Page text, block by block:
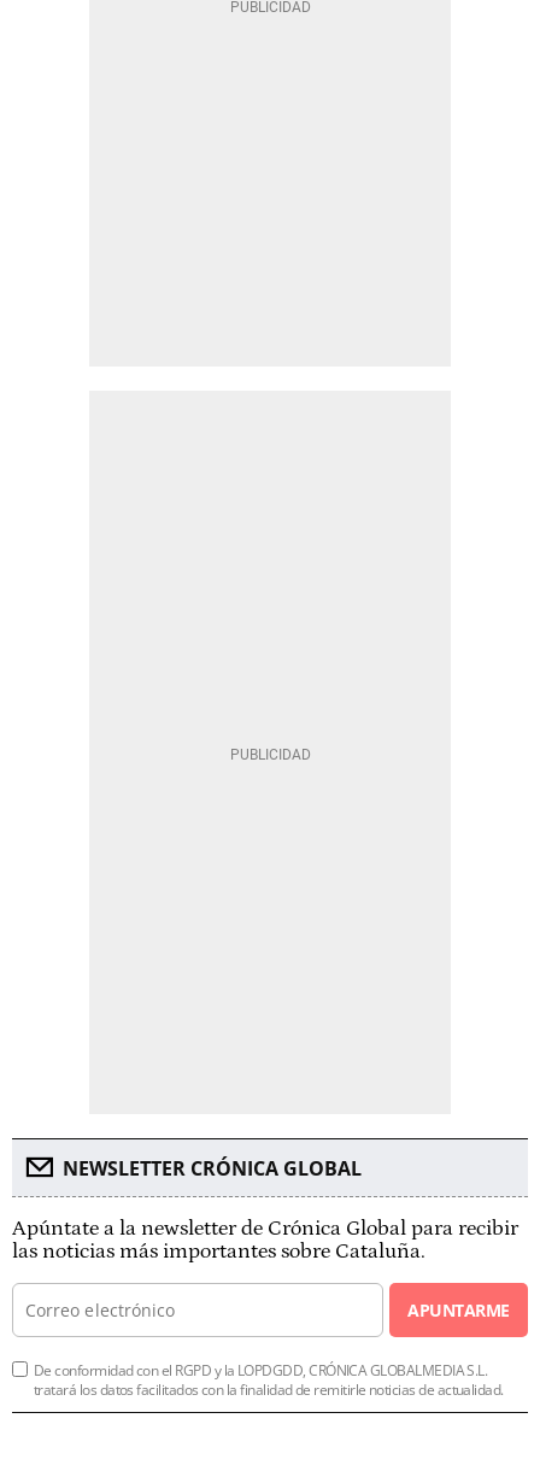
NEWSLETTER CRÓNICA GLOBAL
Apúntate a la newsletter de Crónica Global para recibir
las noticias más importantes sobre Cataluña.
APUNTARME
De conformidad con el RGPD y la LOPDGDD, CRÓNICA GLOBALMEDIA S.L.
tratará los datos facilitados con la finalidad de remitirle noticias de actualidad.